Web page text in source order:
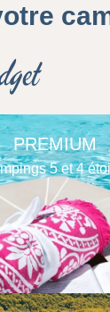
PREMIUM
5 et 4